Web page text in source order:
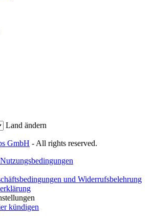
Land ändern
GmbH - All rights reserved.
und Widerrufsbelehrung
kündigen